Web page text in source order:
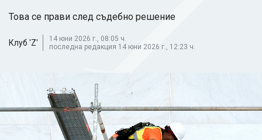
Това се прави след съдебно решение
Клуб 'Z'
14 юни 2026 г., 08:05 ч.
последна редакция 14 юни 2026 г., 12:23 ч.